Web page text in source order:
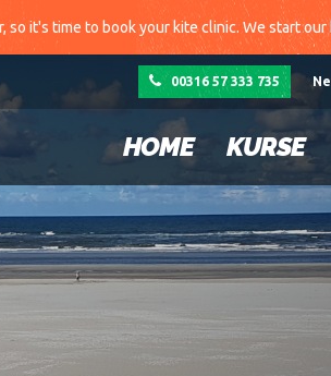
so it's time to book your kite clinic. We start
00316 57 333 735
HOME KURSE